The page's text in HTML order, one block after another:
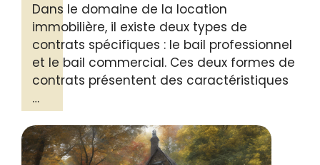
Dans le domaine de la location
immobilière, il existe deux types de
contrats spécifiques : le bail professionnel
et le bail commercial. Ces deux formes de
contrats présentent des caractéristiques
…